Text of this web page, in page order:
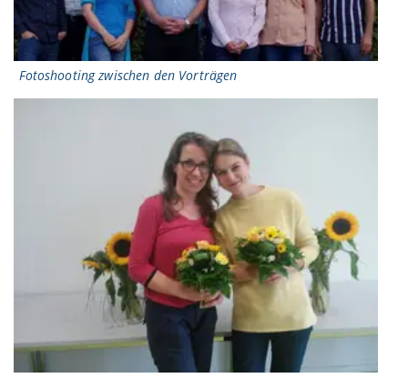
Fotoshooting zwischen den Vorträgen